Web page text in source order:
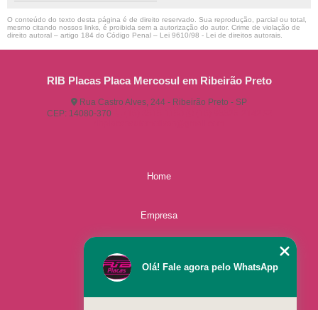
O conteúdo do texto desta página é de direito reservado. Sua reprodução, parcial ou total,
mesmo citando nossos links, é proibida sem a autorização do autor. Crime de violação de
direito autoral – artigo 184 do Código Penal – Lei 9610/98 - Lei de direitos autorais
RIB Placas Placa Mercosul em Ribeirão Preto
Rua Castro Alves, 244 - Ribeirão Preto - SP
CEP: 14080-370
Home
Empresa
Olá! Fale agora pelo WhatsApp